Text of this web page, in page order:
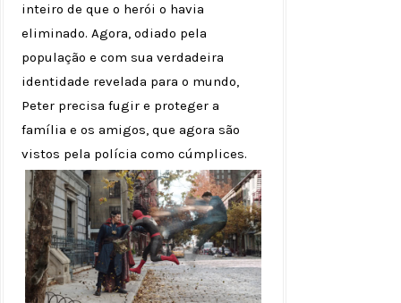
inteiro de que o herói o havia
eliminado. Agora, odiado pela
população e com sua verdadeira
identidade revelada para o mundo,
Peter precisa fugir e proteger a
família e os amigos, que agora são
vistos pela polícia como cúmplices.